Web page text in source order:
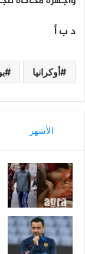
د ب أ
أوكرانيا
الأشهر